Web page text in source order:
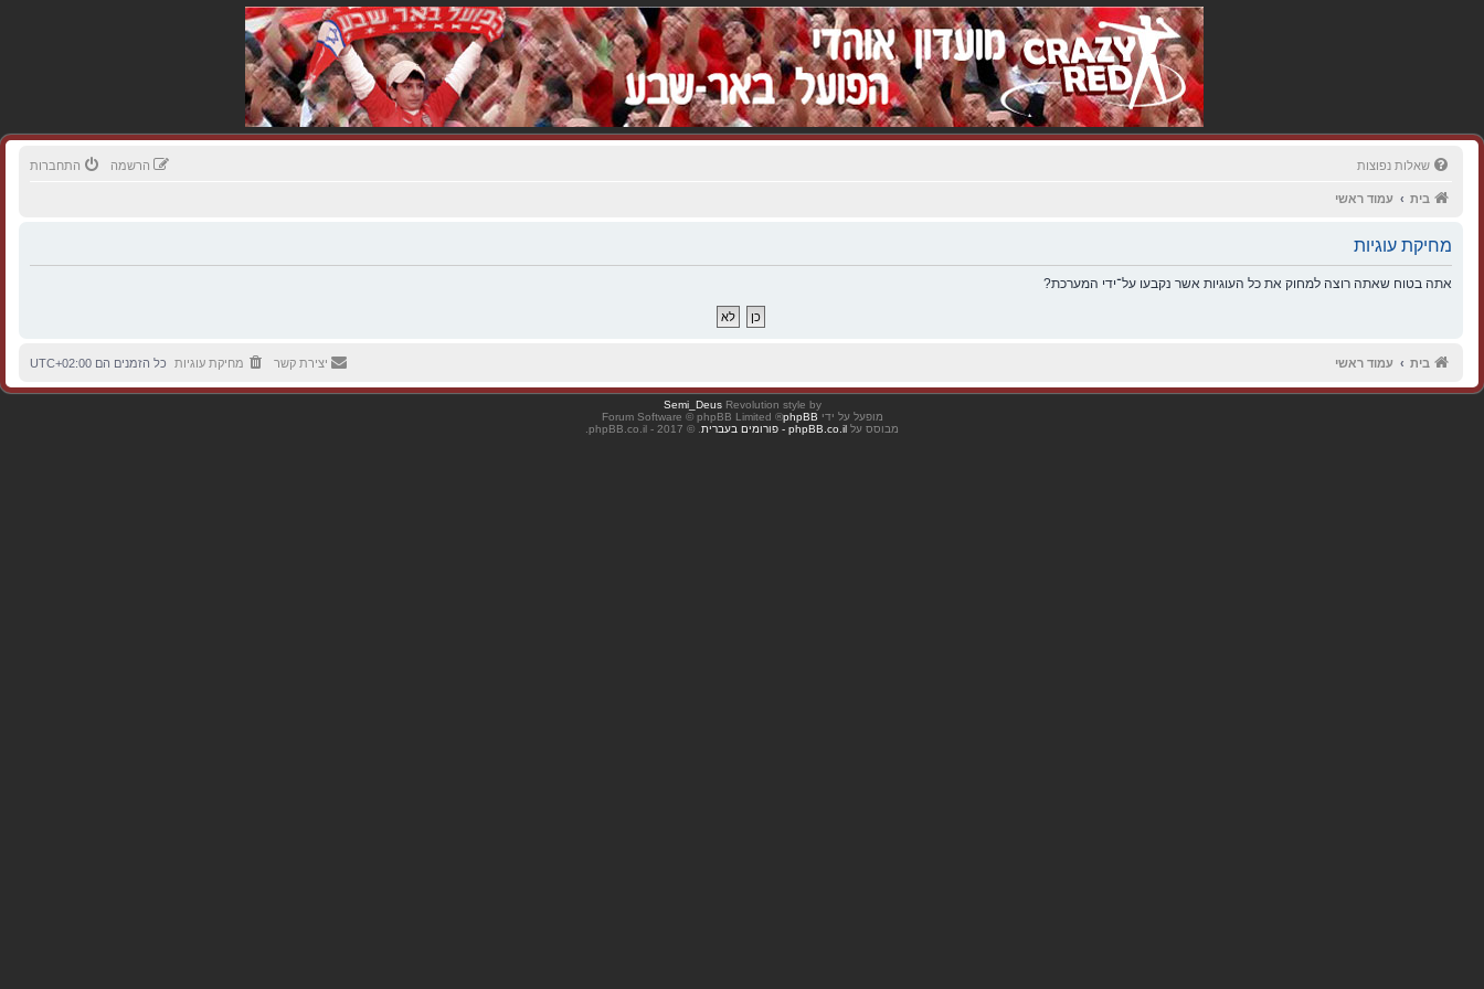
שאלות נפוצות התחברות הרשמה
בית עמוד ראשי
מחיקת עוגיות
אתה בטוח שאתה רוצה למחוק את כל העוגיות אשר נקבעו על־ידי המערכת?
בית עמוד ראשי כל הזמנים הם UTC+02:00 מחיקת עוגיות יצירת קשר
Revolution style by
Semi_Deus
מופעל על ידי phpBB
® Forum Software © phpBB Limited
מבוסס על phpBB.co.il - פורומים בעברית . © 2017 - phpBB.co.il.